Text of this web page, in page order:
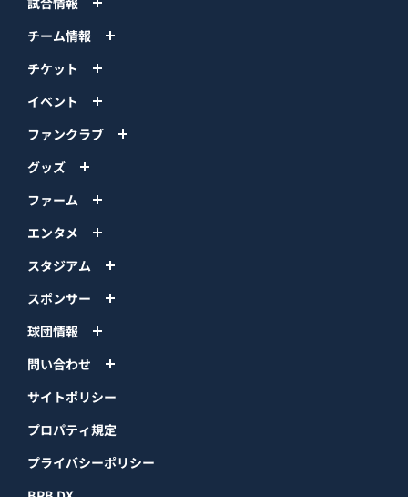
チーム情報
チケット
イベント
ファンクラブ
グッズ
ファーム
エンタメ
スタジアム
スポンサー
球団情報
問い合わせ
サイトポリシー
プロパティ規定
プライバシーポリシー